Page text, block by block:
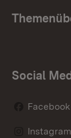
Social
Facebook
Instagram